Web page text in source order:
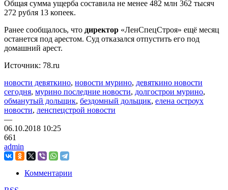
Общая сумма ущерба составила не менее 482 млн 362 тысяч
272 рубля 13 копеек.
Ранее сообщалось, что директор «ЛенСпецСтроя» ещё месяц
останется под арестом. Суд отказался отпустить его под
домашний арест.
Источник: 78.ru
новости девяткино, новости мурино, девяткино новости
сегодня, мурино последние новости, долгострои мурино,
обманутый дольщик, бездомный дольщик, елена остроух
новости, ленспецстрой новости
—
06.10.2018 10:25
661
admin
Комментарии